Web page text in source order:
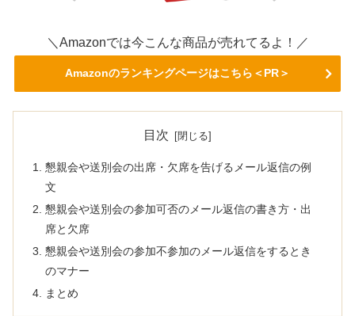
＼Amazonでは今こんな商品が売れてるよ！／
Amazonのランキングページはこちら＜PR＞
目次
懇親会や送別会の出席・欠席を告げるメール返信の例
文
懇親会や送別会の参加可否のメール返信の書き方・出
席と欠席
懇親会や送別会の参加不参加のメール返信をするとき
のマナー
まとめ